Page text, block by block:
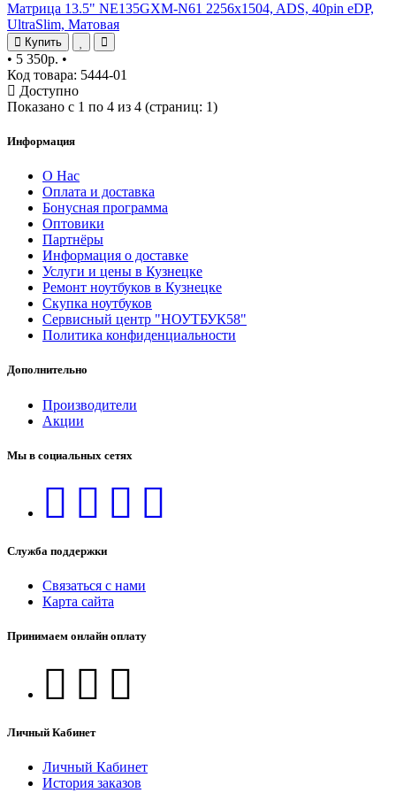
Матрица 13.5" NE135GXM-N61 2256x1504, ADS, 40pin eDP,
UltraSlim, Матовая
Купить
• 5 350р. •
Код товара: 5444-01
Доступно
Показано с 1 по 4 из 4 (страниц: 1)
Информация
О Нас
Оплата и доставка
Бонусная программа
Оптовики
Партнёры
Информация о доставке
Услуги и цены в Кузнецке
Ремонт ноутбуков в Кузнецке
Скупка ноутбуков
Сервисный центр "НОУТБУК58"
Политика конфиденциальности
Дополнительно
Производители
Акции
Мы в социальных сетях
Служба поддержки
Связаться с нами
Карта сайта
Принимаем онлайн оплату
Личный Кабинет
Личный Кабинет
История заказов